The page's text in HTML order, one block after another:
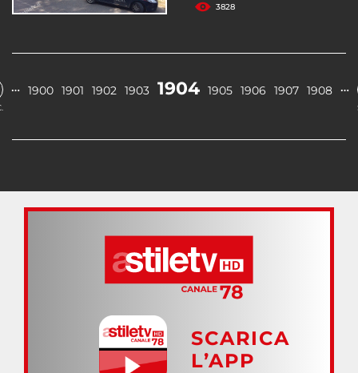
3828
… 1900 1901 1902 1903 1904 1905 1906 1907 1908 …
SCARICA
L’APP